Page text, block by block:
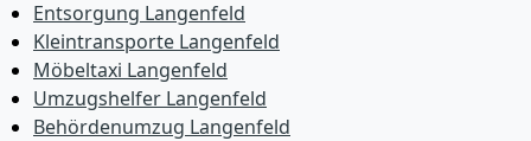
Entsorgung Langenfeld
Kleintransporte Langenfeld
Möbeltaxi Langenfeld
Umzugshelfer Langenfeld
Behördenumzug Langenfeld